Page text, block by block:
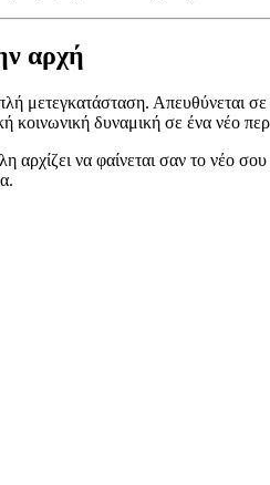
αρχή
μετεγκατάσταση. Απευθύνεται
κοινωνική δυναμική σε ένα νέο
αρχίζει να φαίνεται σαν το νέο